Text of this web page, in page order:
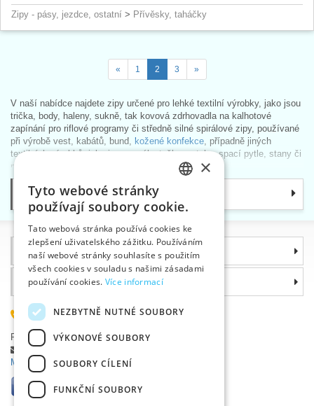
Zipy - pásy, jezdce, ostatní > Přívěsky, taháčky
« 1 2 3 »
V naší nabídce najdete zipy určené pro lehké textilní výrobky, jako jsou
trička, body, haleny, sukně, tak kovová zdrhovadla na kalhotové
zapínání pro riflové programy či středně silné spirálové zipy, používané
při výrobě vest, kabátů, bund, kožené konfekce , případně jiných
textilních výrobků, jako jsou penály, tašky, potahy, spací pytle, stany či
matrace.
Nabízíme zipy v různých barevných provedeních, kostěné, s efektem
skryté spirály, dělitelné i oboustranně otevíratelné. Zdrhovadla
s
plastovými zubyjsoudvojího typu:
kostěná(plastová) – zuby odlité z plastu, díky své vysoké
životnosti se používají především při výrobě pracovních oděvů,
outdorového oblečení, bytových doplňků
spirálová– novější typ zdrhovadel; jemnější, nenápadné zoubky
vetkané do stuhy zdrhovadla; použití na dámské halenky, svetry,
Jezdce (běžce), ozdobné přívěsky, zdrhovadlové pásy i
jezdcůna nekonečný zipový pás – to vše naleznete v kategorii
pásy, jezdce, ostatní.
Tip
používaná do stanů, mají vysokou pevnost v ohybu. Díky tomu se
výborně hodí i k výrobě sedacích pytlů.
Usnadnění orientace
Kategorie
Informace
Proč si zvolit právě nás
585 051 217
Plzeňská 868, 783 91 Uničov, Česká republika
Položit dotaz
Máte problémy s přihlášením ?
ENGLISH
GERMAN
×
Tyto webové stránky
používají soubory cookie.
Tato webová stránka používá cookies ke
zlepšení uživatelského zážitku. Používáním
naší webové stránky souhlasíte s použitím
všech cookies v souladu s našimi zásadami
používání cookies. Více informací
NEZBYTNĚ NUTNÉ SOUBORY
VÝKONOVÉ SOUBORY
SOUBORY CÍLENÍ
FUNKČNÍ SOUBORY